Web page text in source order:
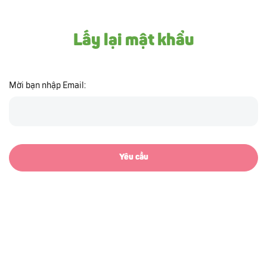
Lấy lại mật khẩu
Mời bạn nhập Email:
Yêu cầu